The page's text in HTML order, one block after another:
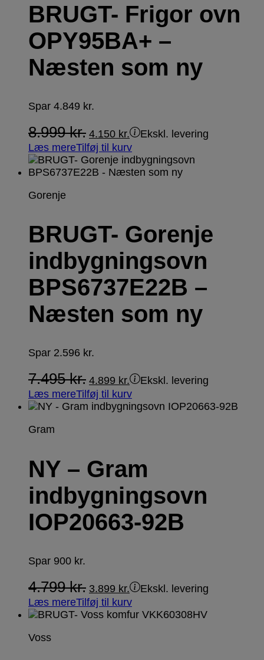
BRUGT- Frigor ovn
OPY95BA+ –
Næsten som ny
Spar 4.849 kr.
8.999kr. 4.150 kr.
Ekskl. levering
Læs mereTilføj til kurv
Gorenje
BRUGT- Gorenje
indbygningsovn
BPS6737E22B –
Næsten som ny
Spar 2.596 kr.
7.495kr. 4.899 kr.
Ekskl. levering
Læs mereTilføj til kurv
Gram
NY – Gram
indbygningsovn
IOP20663-92B
Spar 900 kr.
4.799kr. 3.899 kr.
Ekskl. levering
Læs mereTilføj til kurv
Voss